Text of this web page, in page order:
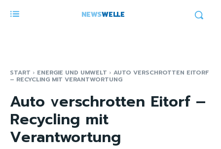
NEWSWELLE
START ENERGIE UND UMWELT AUTO VERSCHROTTEN EITORF
– RECYCLING MIT VERANTWORTUNG
Auto verschrotten Eitorf –
Recycling mit
Verantwortung